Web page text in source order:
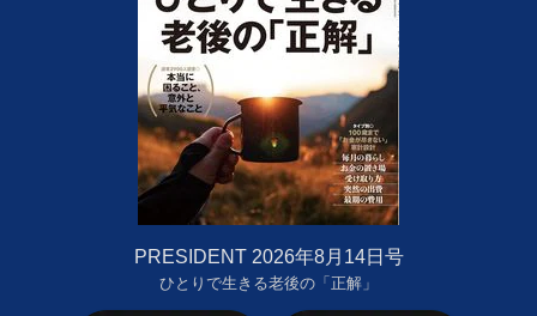
PRESIDENT 2026年8月14日号
ひとりで生きる老後の「正解」